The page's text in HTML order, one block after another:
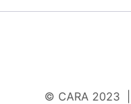
© CARA 2023 |